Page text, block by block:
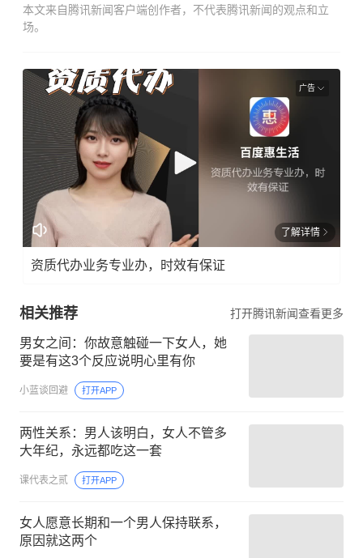
本文来自腾讯新闻客户端创作者，不代表腾讯新闻的观点和立
场。
广告
了解详情
资质代办业务专业办，时效有保证
相关推荐 打开腾讯新闻查看更多
男女之间：你故意触碰一下女人，她
要是有这3个反应说明心里有你
小蓝谈回避 打开APP
两性关系：男人该明白，女人不管多
大年纪，永远都吃这一套
课代表之贰 打开APP
女人愿意长期和一个男人保持联系，
原因就这两个